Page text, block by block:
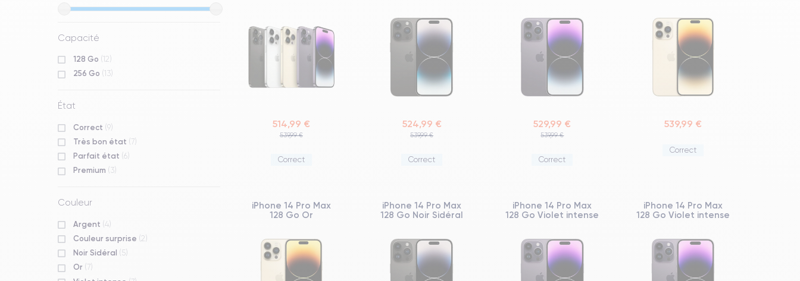
Capacité
128 Go (12)
256 Go (13)
État
Correct (9)
Très bon état (7)
Parfait état (6)
Premium (3)
Couleur
Argent (4)
Couleur surprise (2)
Noir Sidéral (5)
Or (7)
514,99 €
539,99 €
Correct
524,99 €
539,99 €
Correct
529,99 €
539,99 €
Correct
539,99 €
Correct
iPhone 14 Pro Max
128 Go Or
iPhone 14 Pro Max
128 Go Noir Sidéral
iPhone 14 Pro Max
128 Go Violet intense
iPhone 14 Pro Max
128 Go Violet intense